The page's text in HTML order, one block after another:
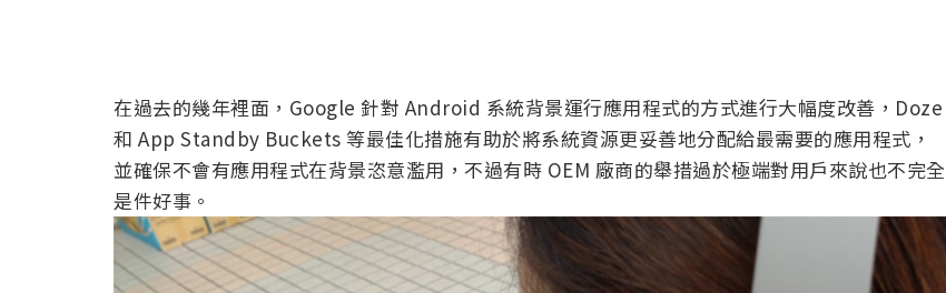
在過去的幾年裡面，Google 針對 Android 系統背景運行應用程式的方式進行大幅度改善，Doze
和 App Standby Buckets 等最佳化措施有助於將系統資源更妥善地分配給最需要的應用程式，
並確保不會有應用程式在背景恣意濫用，不過有時 OEM 廠商的舉措過於極端對用戶來說也不完全
是件好事。